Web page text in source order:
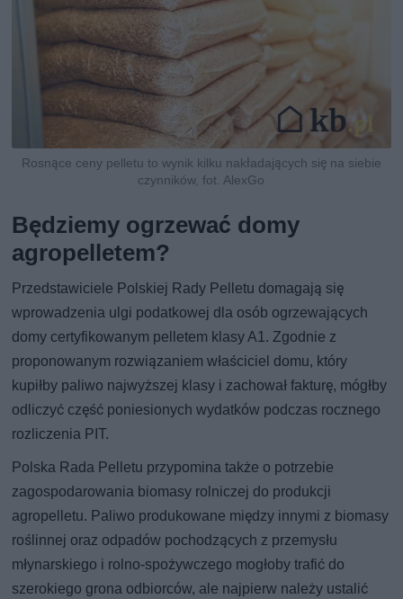
Rosnące ceny pelletu to wynik kilku nakładających się na siebie
czynników, fot. AlexGo
Będziemy ogrzewać domy
agropelletem?
Przedstawiciele Polskiej Rady Pelletu domagają się
wprowadzenia ulgi podatkowej dla osób ogrzewających
domy certyfikowanym pelletem klasy A1. Zgodnie z
proponowanym rozwiązaniem właściciel domu, który
kupiłby paliwo najwyższej klasy i zachował fakturę, mógłby
odliczyć część poniesionych wydatków podczas rocznego
rozliczenia PIT.
Polska Rada Pelletu przypomina także o potrzebie
zagospodarowania biomasy rolniczej do produkcji
agropelletu. Paliwo produkowane między innymi z biomasy
roślinnej oraz odpadów pochodzących z przemysłu
młynarskiego i rolno-spożywczego mogłoby trafić do
szerokiego grona odbiorców, ale najpierw należy ustalić